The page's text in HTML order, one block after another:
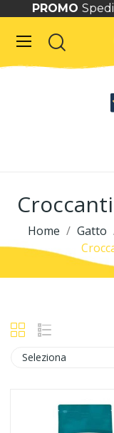
PROMO
Home Gatto
Seleziona